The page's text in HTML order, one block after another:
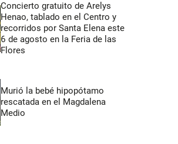
Concierto gratuito de Arelys
Henao, tablado en el Centro y
recorridos por Santa Elena este
6 de agosto en la Feria de las
Flores
Murió la bebé hipopótamo
rescatada en el Magdalena
Medio